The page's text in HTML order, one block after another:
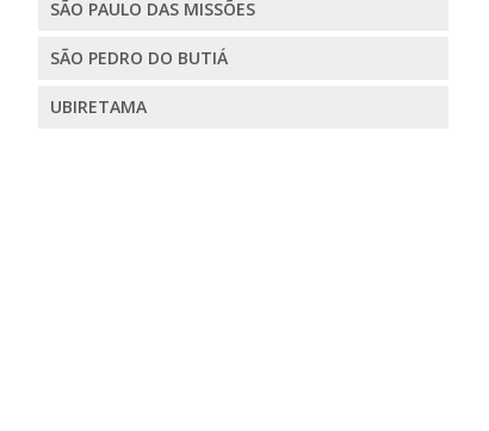
SÃO PAULO DAS MISSÕES
SÃO PEDRO DO BUTIÁ
UBIRETAMA